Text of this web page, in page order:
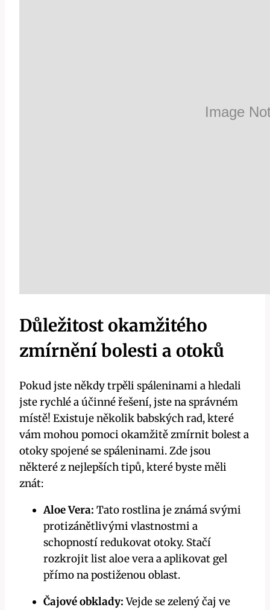
Důležitost okamžitého
zmírnění bolesti a otoků
Pokud jste někdy trpěli spáleninami a hledali
jste rychlé a účinné řešení, jste na správném
místě! Existuje několik babských rad, které
vám mohou pomoci okamžitě zmírnit bolest a
otoky spojené se spáleninami. Zde jsou
některé z nejlepších tipů, které byste měli
znát:
Aloe Vera: Tato rostlina je známá svými
protizánětlivými vlastnostmi a
schopností redukovat otoky. Stačí
rozkrojit list aloe vera a aplikovat gel
přímo na postiženou oblast.
Čajové obklady:Vejde se zelený čaj ve